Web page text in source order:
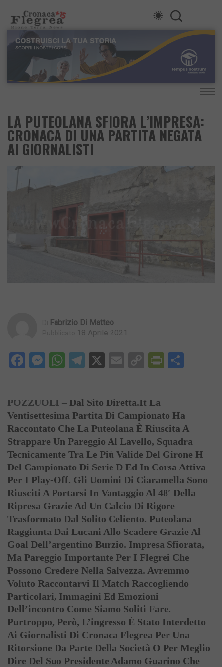
LA PUTEOLANA SFIORA L’IMPRESA:
CRONACA DI UNA PARTITA NEGATA
AI GIORNALISTI
Fabrizio Di Matteo
18 Aprile 2021
Facebook
Messenger
WhatsApp
Telegram
X EmailCopy
POZZUOLI – Dal Sito Diretta.it La
Ventisettesima Partita Di Campionato Ha
Raccontato Che La Puteolana È Riuscita A
Strappare Un Pareggio Al Lavello, Squadra
Tecnicamente Tra Le Più Valide Del Girone H
Del Campionato Di Serie D Ed In Corsa Attiva
Per I Play-Off. Gli Uomini Di Ciaramella Sono
Riusciti A Portarsi In Vantaggio Al 48′ Della
Ripresa Grazie Ad Un Calcio Di Rigore
Trasformato Dal Solito Celiento. Puteolana
Raggiunta Dai Lucani Allo Scadere Grazie Al
Goal Dell’argentino Burzio. Impresa Sfiorata,
Ma Pareggio Importante Per I Flegrei Che
Possono Credere Nella Salvezza. Avremmo
Voluto Raccontarvi Il Match Raccogliendo
Particolari, Immagini Ed Emozioni
Dell’incontro Come Siamo Soliti Fare.
Purtroppo, Però, L’ingresso È Stato Interdetto
Ai Giornalisti Di Cronaca Flegrea Per Una
Ritorsione Da Parte Della Società O Per Meglio
Dire Del Suo Presidente Adamo Guarino Che